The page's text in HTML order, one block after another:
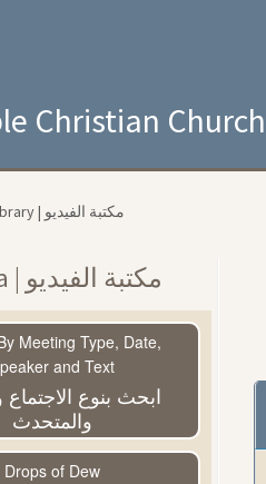
Christian Church
Media Library | مكتبة الفيديو
Media | مكتبة الفيديو
Meeting Type, Date,
and Text
ابحث بنوع الاجتماع
والمتحدث
Drops of Dew